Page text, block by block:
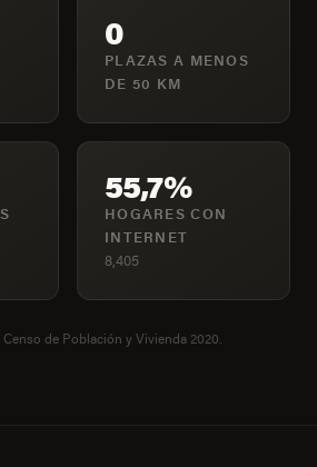
0
PLAZAS A MENOS
DE 50 KM
55,7%
HOGARES CON
INTERNET
8,405
de Población y Vivienda 2020.